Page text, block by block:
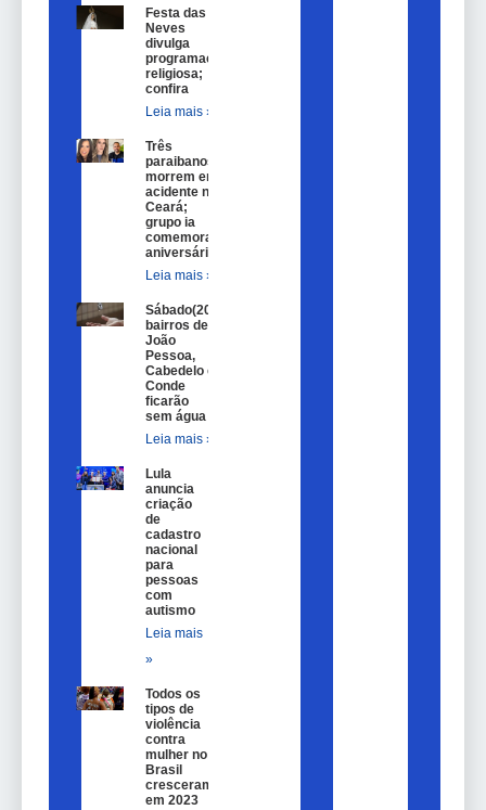
Festa das
Neves
divulga
programação
religiosa;
confira
Leia mais »
Três
paraibanos
morrem em
acidente no
Ceará;
grupo ia
comemorar
aniversário
Leia mais »
Sábado(20)
bairros de
João
Pessoa,
Cabedelo e
Conde
ficarão
sem água
Leia mais »
Lula
anuncia
criação
de
cadastro
nacional
para
pessoas
com
autismo
Leia mais
»
Todos os
tipos de
violência
contra
mulher no
Brasil
cresceram
em 2023